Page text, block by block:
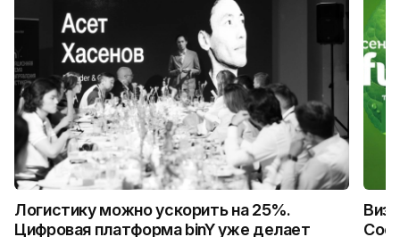
Логистику можно ускорить на 25%.
Цифровая платформа binY уже делает